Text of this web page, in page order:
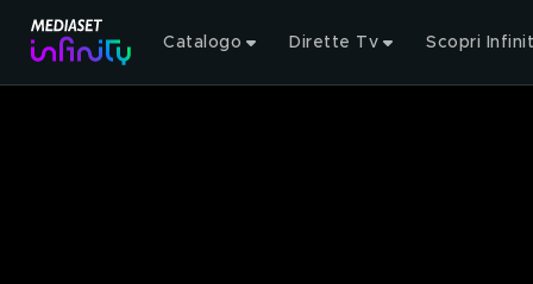
Catalogo Dirette Tv Scopri